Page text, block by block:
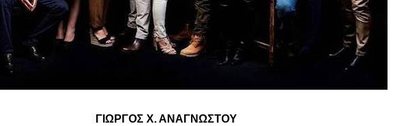
ΓΙΩΡΓΟΣ Χ. ΑΝΑΓΝΩΣΤΟΥ